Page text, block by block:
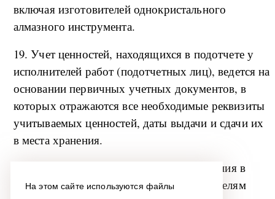
На этом сайте используются файлы
включая изготовителей однокристального
алмазного инструмента.
19. Учет ценностей, находящихся в подотчете у
исполнителей работ (подотчетных лиц), ведется на
основании первичных учетных документов, в
которых отражаются все необходимые реквизиты
учитываемых ценностей, даты выдачи и сдачи их
в места хранения.
20. Отпуск ценностей из всех мест хранения в
работу производится под отчет исполнителям